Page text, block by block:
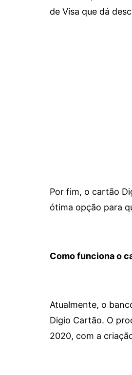
de Visa que dá
Por fim, o cartão
ótima opção para
Como funciona o
Atualmente, o
Digio Cartão. O
2020, com a